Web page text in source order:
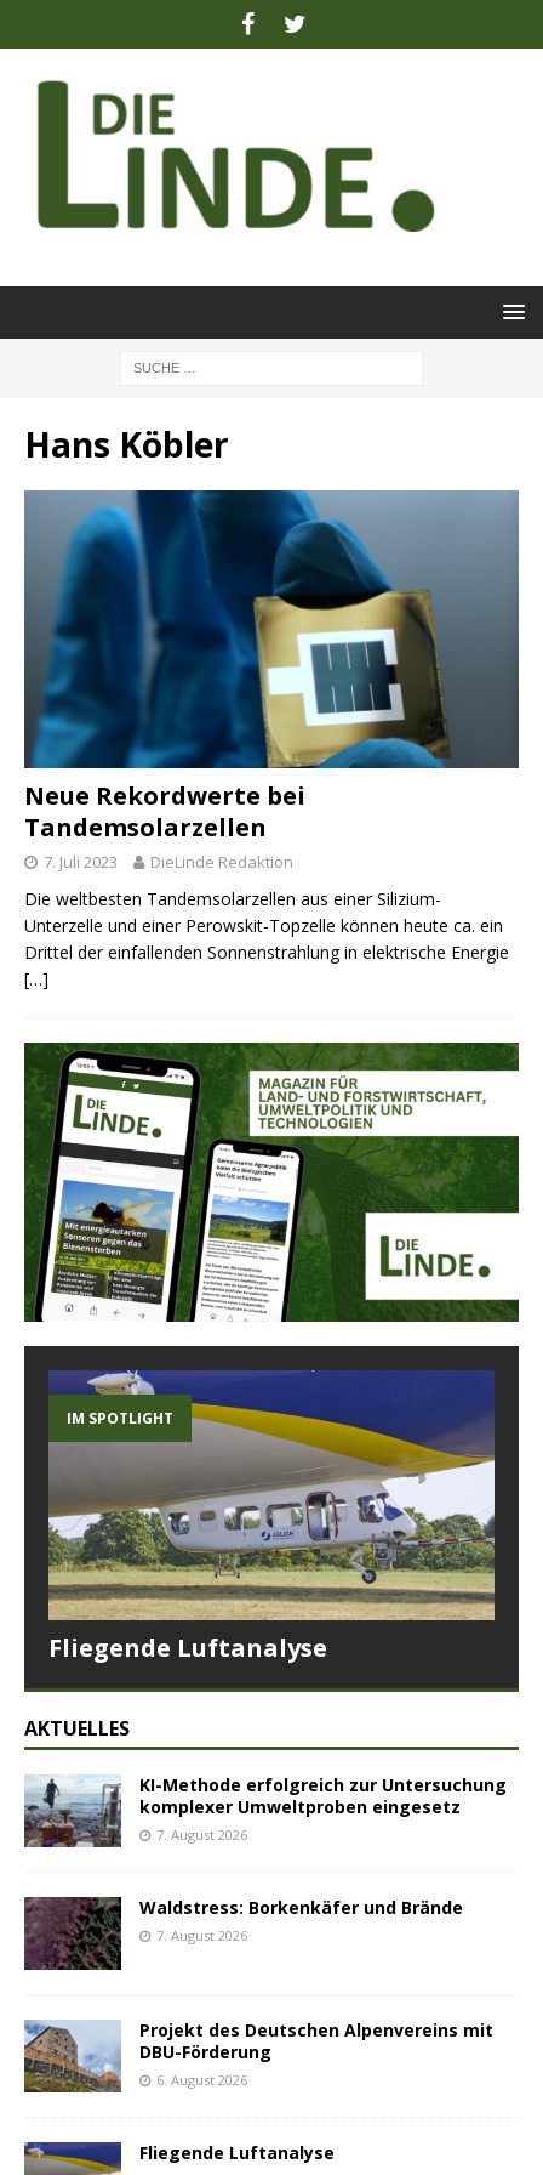
Hans Köbler
Neue Rekordwerte bei
Tandemsolarzellen
7. Juli 2023 DieLinde Redaktion
Die weltbesten Tandemsolarzellen aus einer Silizium-
Unterzelle und einer Perowskit-Topzelle können heute ca. ein
Drittel der einfallenden Sonnenstrahlung in elektrische Energie
[…]
IM SPOTLIGHT
Fliegende Luftanalyse
AKTUELLES
KI-Methode erfolgreich zur Untersuchung
komplexer Umweltproben eingesetz
7. August 2026
Waldstress: Borkenkäfer und Brände
7. August 2026
Projekt des Deutschen Alpenvereins mit
DBU-Förderung
6. August 2026
Fliegende Luftanalyse